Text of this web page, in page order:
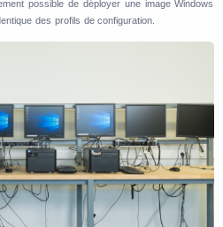
possible de déployer une image Windows
des profils de configuration.